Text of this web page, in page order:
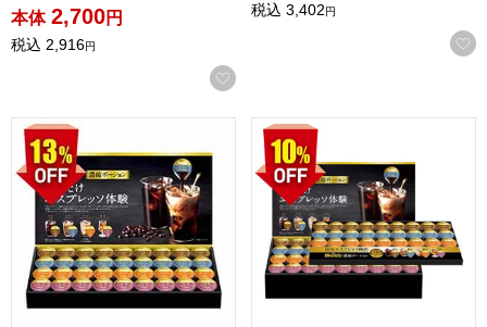
本体 2,700円
税込 2,916円
お気に入りに登録する
税込 3,402円
AGFギフト 「ブレンディ」ポーションアソートギフト【夏
AGFギフト 「ブレンディ」